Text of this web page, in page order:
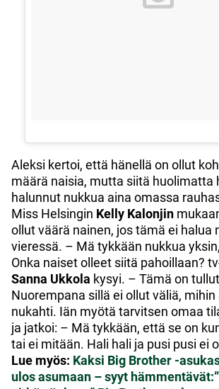
Aleksi kertoi, että hänellä on ollut
määrä naisia, mutta siitä huolimatta
halunnut nukkua aina omassa
Miss Helsingin Kelly Kalonjin
ollut väärä nainen, jos tämä ei halua
vieressä. – Mä tykkään nukkua
Onka naiset olleet siitä pahoillaan?
Sanna Ukkola kysyi. – Tämä on
Nuorempana sillä ei ollut väliä,
nukahti. Iän myötä tarvitsen omaa
ja jatkoi: – Mä tykkään, että se on
tai ei mitään. Hali hali ja pusi pusi ei
Lue myös: Kaksi Big Brother -
ulos asumaan – syyt